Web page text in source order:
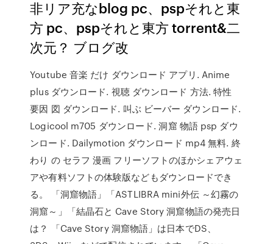
非リア充なblog pc、pspそれと東
方 pc、pspそれと東方 torrent&二
次元？ ブログ改
Youtube 音楽 だけ ダウンロード アプリ. Anime
plus ダウンロード. 視聴 ダウンロード 方法. 特性
要因 図 ダウンロード. 叫ぶ ビーバー ダウンロード.
Logicool m705 ダウンロード. 洞窟 物語 psp ダウ
ンロード. Dailymotion ダウンロード mp4 無料. 終
わり の セラフ 漫画 フリーソフトのほかシェアウェ
アや有料ソフトの体験版などもダウンロードでき
る。 「洞窟物語」「ASTLIBRA mini外伝 ～幻霧の
洞窟～」「結晶石と Cave Story 洞窟物語の発売日
は？ 「Cave Story 洞窟物語」は日本でDS、